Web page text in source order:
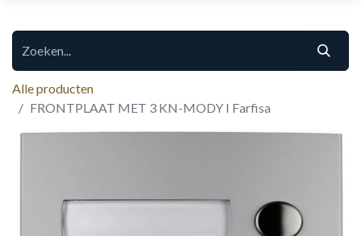
Alle producten
FRONTPLAAT MET 3 KN-MODY I Farfisa